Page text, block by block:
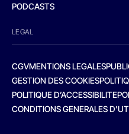
PODCASTS
LEGAL
CGVMENTIONS LEGALES
GESTION DES COOKIES
POLITIQUE D’ACCESSIBILITE
CONDITIONS GENERALES